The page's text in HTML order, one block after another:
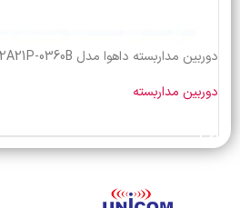
دوربین مداربسته داهوا مدل DH-HAC-B2A21P-0360B
دوربین مداربسته